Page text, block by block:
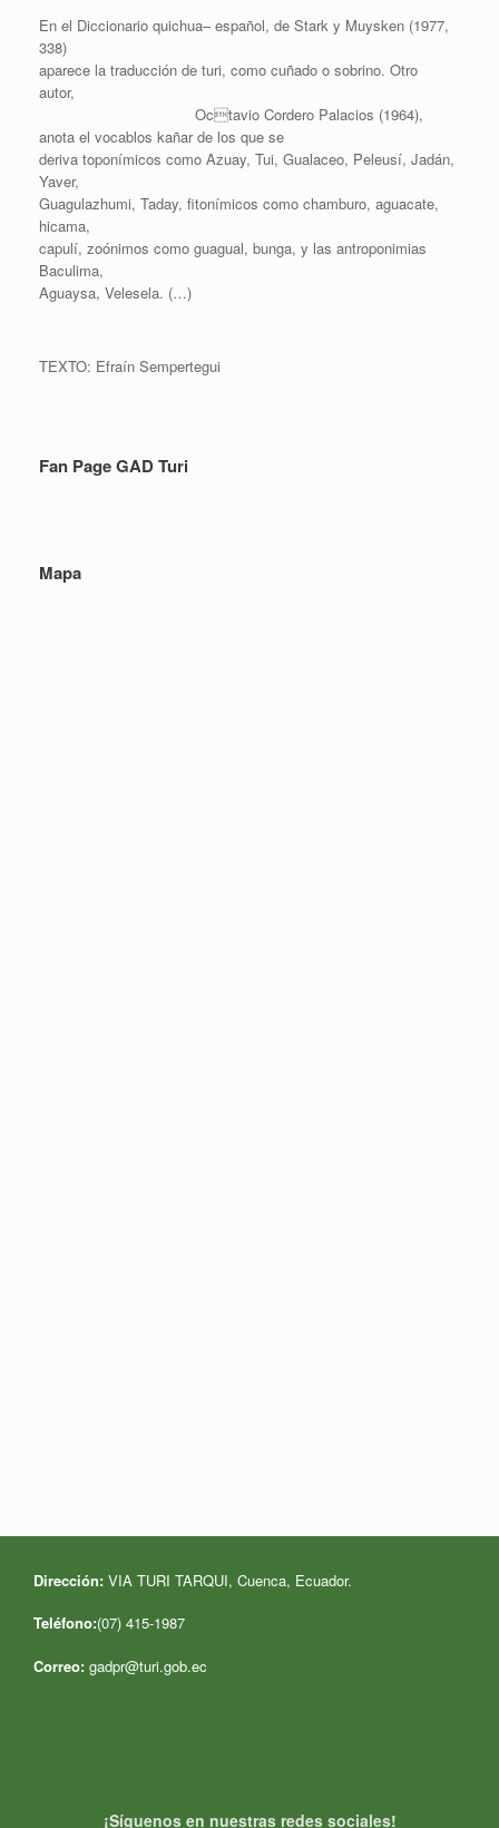
En el Diccionario quichua– español, de Stark y Muysken (1977,
338)
aparece la traducción de turi, como cuñado o sobrino. Otro
autor,
Octavio Cordero Palacios (1964),
anota el vocablos kañar de los que se
deriva toponímicos como Azuay, Tui, Gualaceo, Peleusí, Jadán,
Yaver,
Guagulazhumi, Taday, fitonímicos como chamburo, aguacate,
hicama,
capulí, zoónimos como guagual, bunga, y las antroponimias
Baculima,
Aguaysa, Velesela. (…)
TEXTO: Efraín Sempertegui
Fan Page GAD Turi
Mapa
Dirección: VIA TURI TARQUI, Cuenca, Ecuador.
Teléfono:(07) 415-1987
Correo: gadpr@turi.gob.ec
¡Síguenos en nuestras redes sociales!